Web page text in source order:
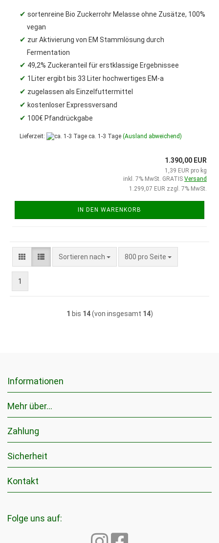
✔ sortenreine Bio Zuckerrohr Melasse ohne Zusätze, 100%
vegan
✔ zur Aktivierung von EM Stammlösung durch
Fermentation
✔ 49,2% Zuckeranteil für erstklassige Ergebnissee
✔ 1Liter ergibt bis 33 Liter hochwertiges EM-a
✔ zugelassen als Einzelfuttermittel
✔ kostenloser Expressversand
✔ 100€ Pfandrückgabe
Lieferzeit: ca. 1-3 Tage (Ausland abweichend)
1.390,00 EUR
1,39 EUR pro kg
inkl. 7% MwSt. GRATIS Versand
1.299,07 EUR zzgl. 7% MwSt.
IN DEN WARENKORB
Sortieren nach
Sortieren nach 800 pro Seite
pro Seite
1
1 bis 14(von insgesamt 14)
Informationen
Mehr über...
Zahlung
Sicherheit
Kontakt
Folge uns auf: